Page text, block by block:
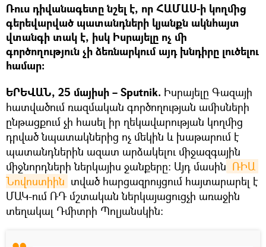
Ռուս դիվանագետը նշել է, որ ՀԱՄԱՍ-ի կողմից
գերեվարված պատանդների կյանքն ակնհայտ
վտանգի տակ է, իսկ Իսրայելը ոչ մի
գործողություն չի ձեռնարկում այդ խնդիրը լուծելու
համար։
ԵՐԵՎԱՆ, 25 մայիսի – Sputnik. Իսրայելը Գազայի
հատվածում ռազմական գործողության ամիսների
ընթացքում չի հասել իր ղեկավարության կողմից
դրված նպատակներից ոչ մեկին և խաթարում է
պատանդներին ազատ արձակելու միջազգային
միջնորդների ներկայիս ջանքերը: Այդ մասին ՌԻԱ
Նովոստիին տված հարցազրույցում հայտարարել է
ՄԱԿ-ում ՌԴ մշտական ներկայացուցչի առաջին
տեղակալ Դմիտրի Պոլյանսկին: